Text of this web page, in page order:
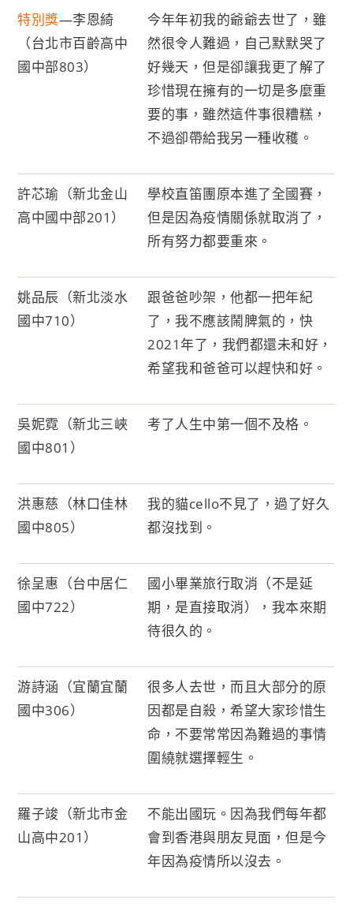
特別獎—李恩綺
（台北市百齡高中
國中部803）
今年年初我的爺爺去世了，雖
然很令人難過，自己默默哭了
好幾天，但是卻讓我更了解了
珍惜現在擁有的一切是多麼重
要的事，雖然這件事很糟糕，
不過卻帶給我另一種收穫。
許芯瑜（新北金山
高中國中部201）
學校直笛團原本進了全國賽，
但是因為疫情關係就取消了，
所有努力都要重來。
姚品辰（新北淡水
國中710）
跟爸爸吵架，他都一把年紀
了，我不應該鬧脾氣的，快
2021年了，我們都還未和好，
希望我和爸爸可以趕快和好。
吳妮霓（新北三峽
國中801）
考了人生中第一個不及格。
洪惠慈（林口佳林
國中805）
我的貓cello不見了，過了好久
都沒找到。
徐呈惠（台中居仁
國中722）
國小畢業旅行取消（不是延
期，是直接取消），我本來期
待很久的。
游詩涵（宜蘭宜蘭
國中306）
很多人去世，而且大部分的原
因都是自殺，希望大家珍惜生
命，不要常常因為難過的事情
圍繞就選擇輕生。
羅子竣（新北市金
山高中201）
不能出國玩。因為我們每年都
會到香港與朋友見面，但是今
年因為疫情所以沒去。